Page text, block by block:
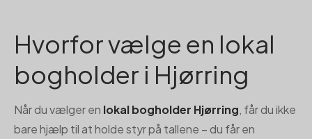
Hvorfor vælge en lokal
bogholder i Hjørring
Når du vælger en lokal bogholder Hjørring, får du ikke
bare hjælp til at holde styr på tallene – du får en